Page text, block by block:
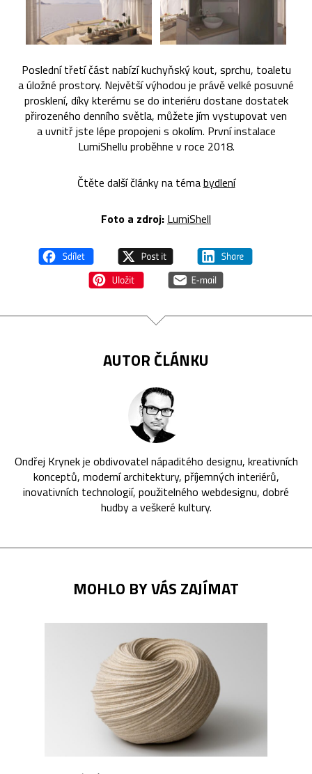
Poslední třetí část nabízí kuchyňský kout, sprchu, toaletu
a úložné prostory. Největší výhodou je právě velké posuvné
prosklení, díky kterému se do interiéru dostane dostatek
přirozeného denního světla, můžete jím vystupovat ven
a uvnitř jste lépe propojeni s okolím. První instalace
LumiShellu proběhne v roce 2018.
Čtěte další články na témabydlení
Foto a zdroj: LumiShell
AUTOR ČLÁNKU
Ondřej Krynek je obdivovatel nápaditého designu, kreativních
konceptů, moderní architektury, příjemných interiérů,
inovativních technologií, použitelného webdesignu, dobré
hudby a veškeré kultury.
MOHLO BY VÁS ZAJÍMAT